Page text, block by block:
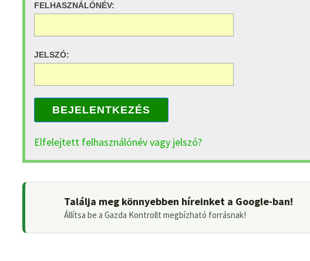
FELHASZNÁLÓNÉV:
JELSZÓ:
BEJELENTKEZÉS
Elfelejtett felhasználónév vagy jelszó?
Találja meg könnyebben híreinket a Google-ban!
Állítsa be a Gazda Kontrollt megbízható forrásnak!